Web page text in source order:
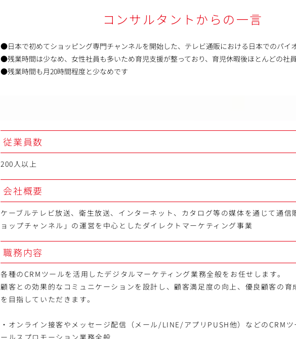
コンサルタントからの一言
●日本で初めてショッピング専門チャンネルを開始した、テレビ通販における日本でのパイ
●残業時間は少なめ、女性社員も多いため育児支援が整っており、育児休暇後ほとんどの社
●残業時間も月20時間程度と少なめです
従業員数
200人以上
会社概要
ケーブルテレビ放送、衛生放送、インターネット、カタログ等の媒体を通じて通信
ョップチャンネル」の運営を中心としたダイレクトマーケティング事業
職務内容
各種のCRMツールを活用したデジタルマーケティング業務全般をお任せします。
顧客との効果的なコミュニケーションを設計し、顧客満足度の向上、優良顧客の育
を目指していただきます。
・オンライン接客やメッセージ配信（メール/LINE/アプリPUSH他）などのCRM